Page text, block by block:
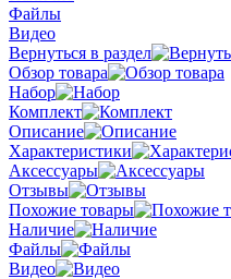
Файлы
Видео
Вернуться в раздел
Обзор товара
Набор
Комплект
Описание
Характеристики
Аксессуары
Отзывы
Похожие товары
Наличие
Файлы
Видео